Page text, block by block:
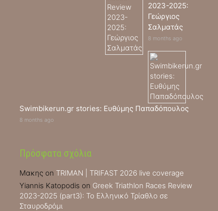
2023-2025:
Γεώργιος
Σαλματάς
8 months ago
Swimbikerun.gr stories: Ευθύμης Παπαδόπουλος
8 months ago
Πρόσφατα σχόλια
Μακης on TRIMAN | TRIFAST 2026 live coverage
Yiannis Katopodis on Greek Triathlon Races Review
2023-2025 (part3): Το Ελληνικό Τρίαθλο σε
Σταυροδρόμι